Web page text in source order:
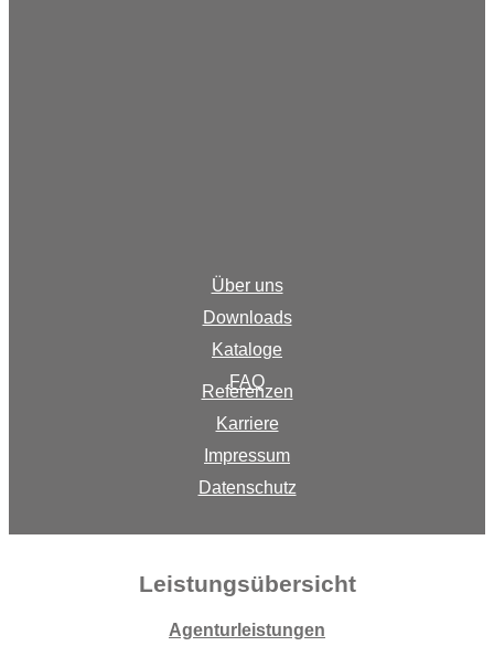
Über uns
Downloads
Kataloge
FAQ
Referenzen
Karriere
Impressum
Datenschutz
Leistungsübersicht
Agenturleistungen